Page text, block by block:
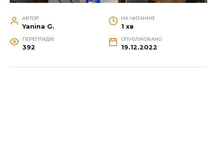
АВТОР
Yanina G.
НА ЧИТАННЯ
1 хв
ПЕРЕГЛЯДІВ
392
ОПУБЛІКОВАНО
19.12.2022